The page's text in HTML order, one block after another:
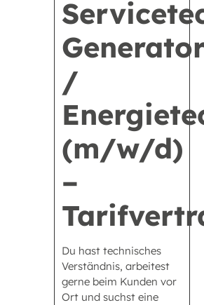
/
(m/w/d)
–
Du hast technisches
Verständnis, arbeitest
gerne beim Kunden vor
Ort und suchst eine